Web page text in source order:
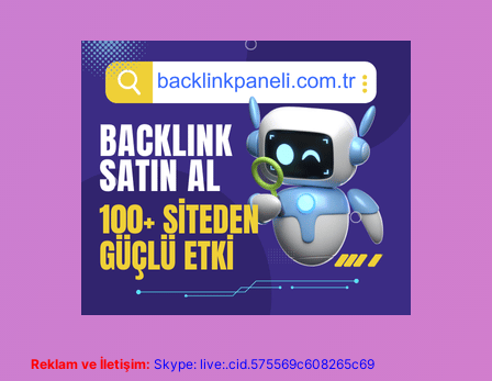
Reklam ve İletişim: Skype: live:.cid.575569c608265c69